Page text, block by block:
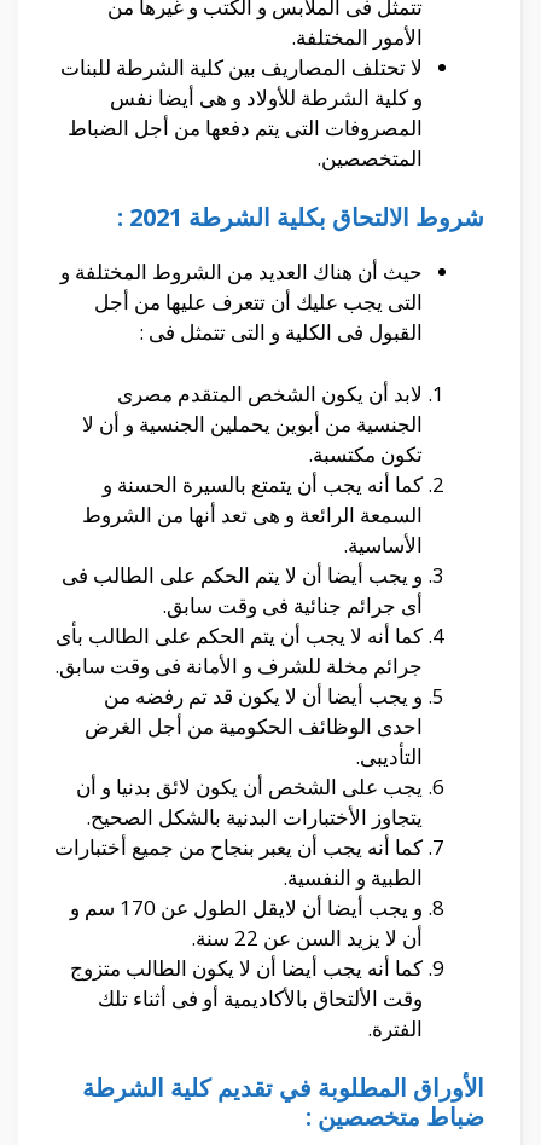
تتمثل فى الملابس و الكتب و غيرها من
الأمور المختلفة.
لا تحتلف المصاريف بين كلية الشرطة للبنات
و كلية الشرطة للأولاد و هى أيضا نفس
المصروفات التى يتم دفعها من أجل الضباط
المتخصصين.
شروط الالتحاق بكلية الشرطة 2021 :
حيث أن هناك العديد من الشروط المختلفة و
التى يجب عليك أن تتعرف عليها من أجل
القبول فى الكلية و التى تتمثل فى :
لابد أن يكون الشخص المتقدم مصرى
الجنسية من أبوين يحملين الجنسية و أن لا
تكون مكتسبة.
كما أنه يجب أن يتمتع بالسيرة الحسنة و
السمعة الرائعة و هى تعد أنها من الشروط
الأساسية.
و يجب أيضا أن لا يتم الحكم على الطالب فى
أى جرائم جنائية فى وقت سابق.
كما أنه لا يجب أن يتم الحكم على الطالب بأى
جرائم مخلة للشرف و الأمانة فى وقت سابق.
و يجب أيضا أن لا يكون قد تم رفضه من
احدى الوظائف الحكومية من أجل الغرض
التأديبى.
يجب على الشخص أن يكون لائق بدنيا و أن
يتجاوز الأختبارات البدنية بالشكل الصحيح.
كما أنه يجب أن يعبر بنجاح من جميع أختبارات
الطبية و النفسية.
و يجب أيضا أن لايقل الطول عن 170 سم و
أن لا يزيد السن عن 22 سنة.
كما أنه يجب أيضا أن لا يكون الطالب متزوج
وقت الألتحاق بالأكاديمية أو فى أثناء تلك
الفترة.
الأوراق المطلوبة في تقديم كلية الشرطة
ضباط متخصصين :